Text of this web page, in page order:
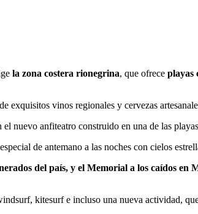
la zona costera rionegrina, que ofrece playas
exquisitos vinos regionales y cervezas
nuevo anfiteatro construido en una de las
de antemano a las noches con cielos
del país, y el Memorial a los caídos en
kitesurf e incluso una nueva actividad,